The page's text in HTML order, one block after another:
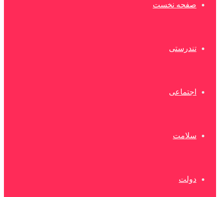
صفحه نخست
تندرستی
اجتماعی
سلامت
دولت